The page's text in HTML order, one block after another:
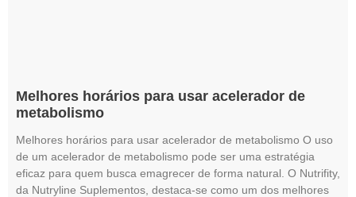
Melhores horários para usar acelerador de
metabolismo
Melhores horários para usar acelerador de metabolismo O uso
de um acelerador de metabolismo pode ser uma estratégia
eficaz para quem busca emagrecer de forma natural. O Nutrifity,
da Nutryline Suplementos, destaca-se como um dos melhores